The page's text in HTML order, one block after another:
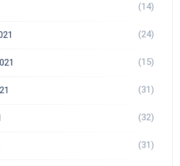
(14)
(24)
(15)
(31)
(32)
(31)